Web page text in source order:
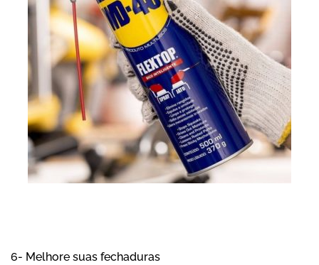
6- Melhore suas fechaduras